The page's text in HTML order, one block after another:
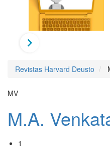
Revistas Harvard Deusto
MV
M.A.
1